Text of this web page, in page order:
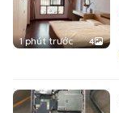
1 phút trước 4